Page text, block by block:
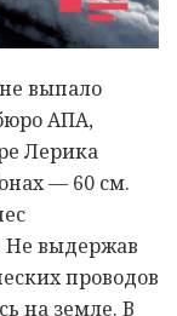
выпало
АПА,
Лерика
— 60 см.
Не выдержав
проводов
на земле. В